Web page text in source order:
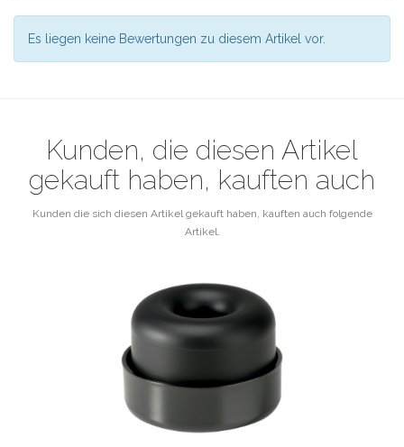
Es liegen keine Bewertungen zu diesem Artikel vor.
Kunden, die diesen Artikel
gekauft haben, kauften auch
Kunden die sich diesen Artikel gekauft haben, kauften auch folgende
Artikel.